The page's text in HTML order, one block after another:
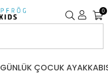
0
GÜNLÜK ÇOCUK